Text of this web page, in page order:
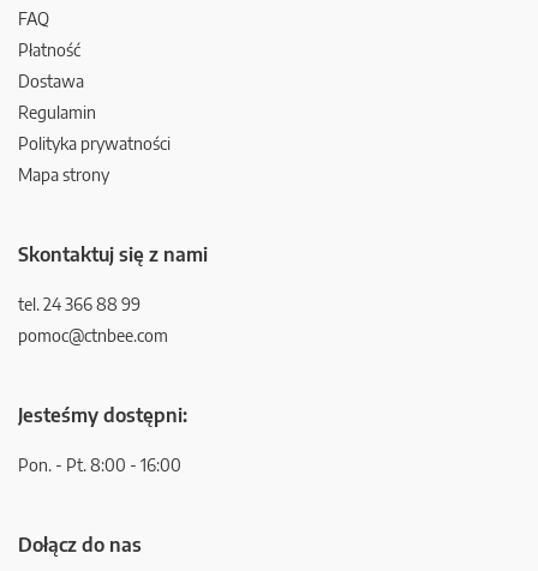
FAQ
Płatność
Dostawa
Regulamin
Polityka prywatności
Mapa strony
Skontaktuj się z nami
tel. 24 366 88 99
pomoc@ctnbee.com
Jesteśmy dostępni:
Pon. - Pt. 8:00 - 16:00
Dołącz do nas